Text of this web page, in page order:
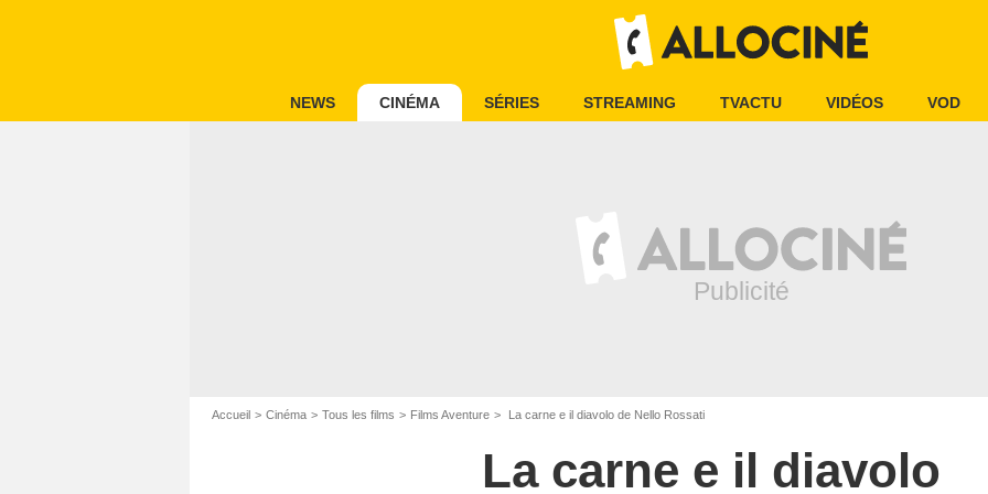
NEWS CINÉMA SÉRIES STREAMING TVACTU VIDÉOS VOD
Accueil Cinéma Tous les films Films Aventure La carne e il diavolo de Nello Rossati
La carne e il diavolo